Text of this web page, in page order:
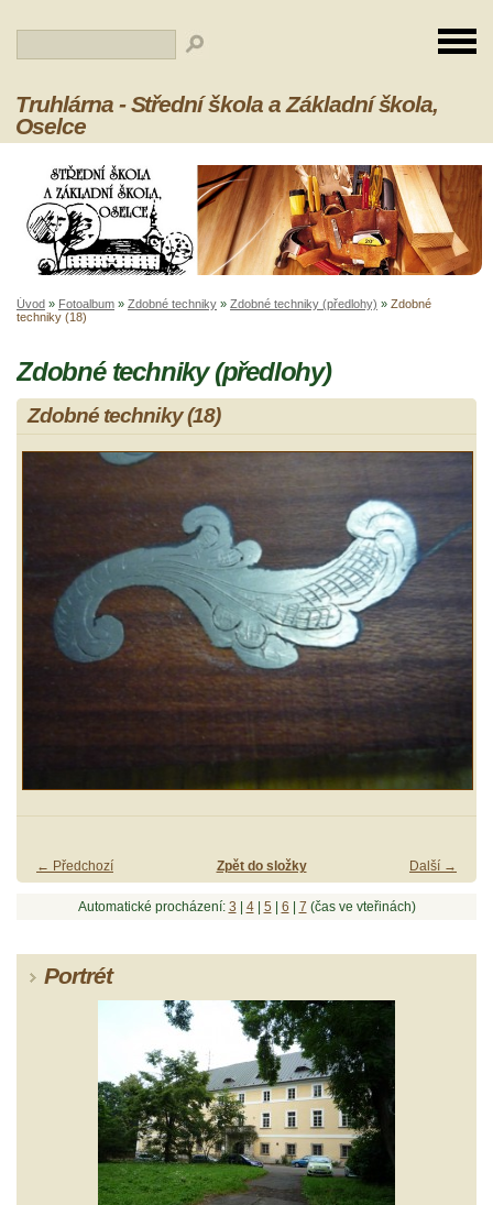
Truhlárna - Střední škola a Základní škola,
Oselce
Úvod » Fotoalbum » Zdobné techniky » Zdobné techniky (předlohy) » Zdobné
techniky (18)
Zdobné techniky (předlohy)
Zdobné techniky (18)
← Předchozí Další →
Zpět do složky
Automatické procházení: 3 4| 5 6 7 (čas ve vteřinách)
Portrét